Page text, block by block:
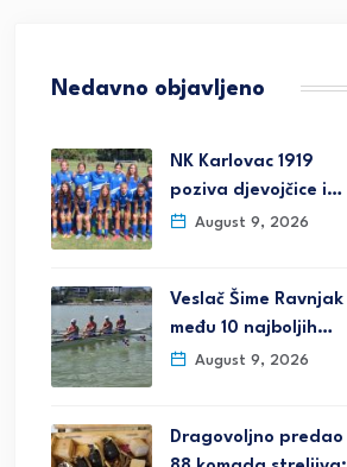
Nedavno objavljeno
NK Karlovac 1919
poziva djevojčice i…
August 9, 2026
Veslač Šime Ravnjak
među 10 najboljih…
August 9, 2026
Dragovoljno predao